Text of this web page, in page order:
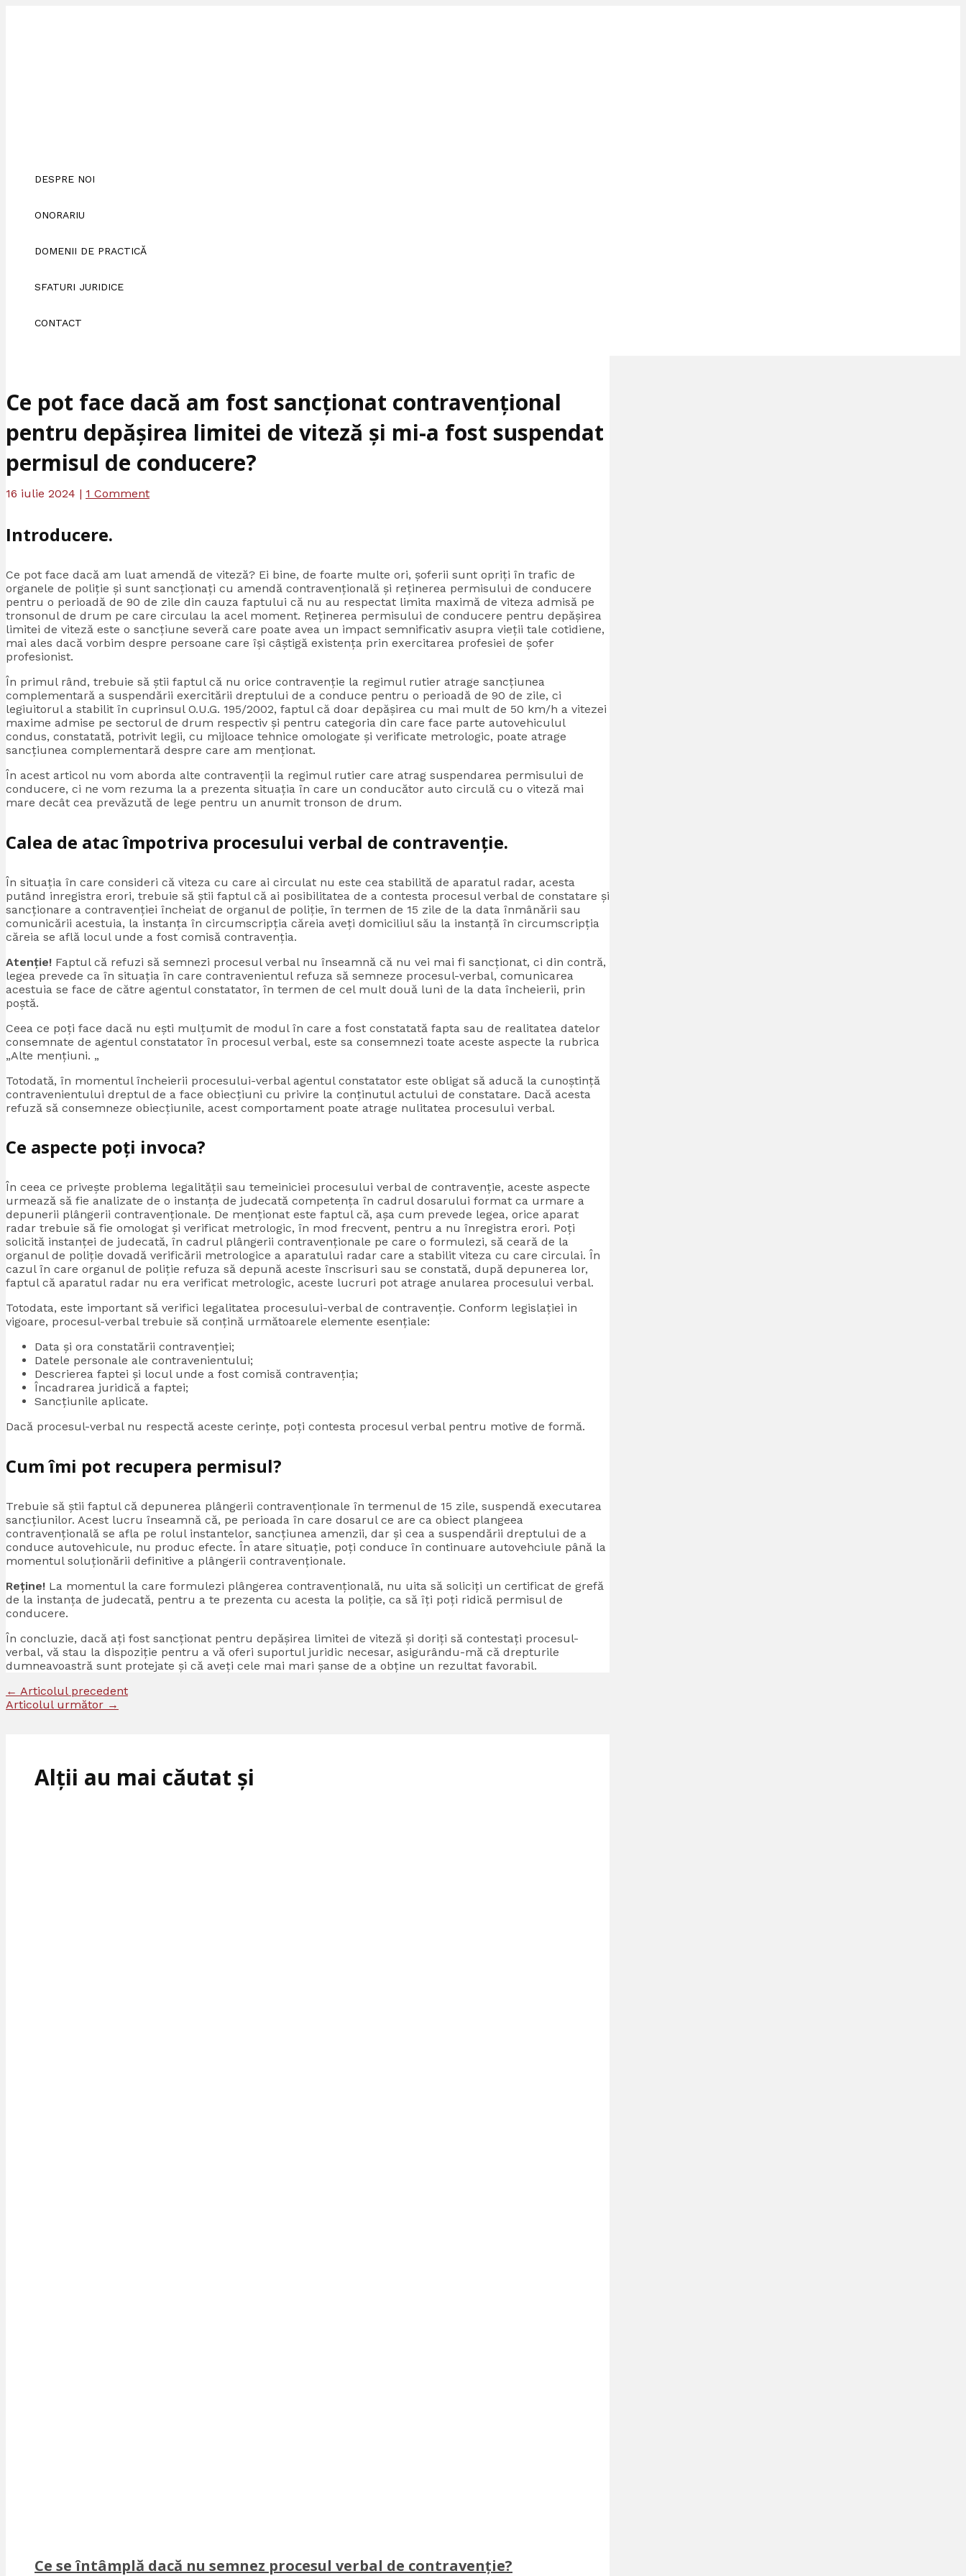
DESPRE NOI
ONORARIU
DOMENII DE PRACTICĂ
SFATURI JURIDICE
CONTACT
Ce pot face dacă am fost sancționat contravențional
pentru depășirea limitei de viteză și mi-a fost suspendat
permisul de conducere?
16 iulie 2024 | 1 Comment
Introducere.
Ce pot face dacă am luat amendă de viteză? Ei bine, de foarte multe ori, șoferii sunt opriți în trafic de
organele de poliție și sunt sancționați cu amendă contravențională și reținerea permisului de conducere
pentru o perioadă de 90 de zile din cauza faptului că nu au respectat limita maximă de viteza admisă pe
tronsonul de drum pe care circulau la acel moment. Reținerea permisului de conducere pentru depășirea
limitei de viteză este o sancțiune severă care poate avea un impact semnificativ asupra vieții tale cotidiene,
mai ales dacă vorbim despre persoane care își câștigă existența prin exercitarea profesiei de șofer
profesionist.
În primul rând, trebuie să știi faptul că nu orice contravenție la regimul rutier atrage sancțiunea
complementară a suspendării exercitării dreptului de a conduce pentru o perioadă de 90 de zile, ci
legiuitorul a stabilit în cuprinsul O.U.G. 195/2002, faptul că doar depășirea cu mai mult de 50 km/h a vitezei
maxime admise pe sectorul de drum respectiv și pentru categoria din care face parte autovehiculul
condus, constatată, potrivit legii, cu mijloace tehnice omologate și verificate metrologic, poate atrage
sancțiunea complementară despre care am menționat.
În acest articol nu vom aborda alte contravenții la regimul rutier care atrag suspendarea permisului de
conducere, ci ne vom rezuma la a prezenta situația în care un conducător auto circulă cu o viteză mai
mare decât cea prevăzută de lege pentru un anumit tronson de drum.
Calea de atac împotriva procesului verbal de contravenție.
În situația în care consideri că viteza cu care ai circulat nu este cea stabilită de aparatul radar, acesta
putând inregistra erori, trebuie să știi faptul că ai posibilitatea de a contesta procesul verbal de constatare și
sancționare a contravenției încheiat de organul de poliție, în termen de 15 zile de la data înmânării sau
comunicării acestuia, la instanța în circumscripția căreia aveți domiciliul său la instanță în circumscripția
căreia se află locul unde a fost comisă contravenția.
Atenție! Faptul că refuzi să semnezi procesul verbal nu înseamnă că nu vei mai fi sancționat, ci din contră,
legea prevede ca în situația în care contravenientul refuza să semneze procesul-verbal, comunicarea
acestuia se face de către agentul constatator, în termen de cel mult două luni de la data încheierii, prin
poștă.
Ceea ce poți face dacă nu ești mulțumit de modul în care a fost constatată fapta sau de realitatea datelor
consemnate de agentul constatator în procesul verbal, este sa consemnezi toate aceste aspecte la rubrica
„Alte mențiuni. „
Totodată, în momentul încheierii procesului-verbal agentul constatator este obligat să aducă la cunoștință
contravenientului dreptul de a face obiecțiuni cu privire la conținutul actului de constatare. Dacă acesta
refuză să consemneze obiecțiunile, acest comportament poate atrage nulitatea procesului verbal.
Ce aspecte poți invoca?
În ceea ce privește problema legalității sau temeiniciei procesului verbal de contravenție, aceste aspecte
urmează să fie analizate de o instanța de judecată competența în cadrul dosarului format ca urmare a
depunerii plângerii contravenționale. De menționat este faptul că, așa cum prevede legea, orice aparat
radar trebuie să fie omologat și verificat metrologic, în mod frecvent, pentru a nu înregistra erori. Poți
solicită instanței de judecată, în cadrul plângerii contravenționale pe care o formulezi, să ceară de la
organul de poliție dovadă verificării metrologice a aparatului radar care a stabilit viteza cu care circulai. În
cazul în care organul de poliție refuza să depună aceste înscrisuri sau se constată, după depunerea lor,
faptul că aparatul radar nu era verificat metrologic, aceste lucruri pot atrage anularea procesului verbal.
Totodata, este important să verifici legalitatea procesului-verbal de contravenție. Conform legislației in
vigoare, procesul-verbal trebuie să conțină următoarele elemente esențiale:
Data și ora constatării contravenției;
Datele personale ale contravenientului;
Descrierea faptei și locul unde a fost comisă contravenția;
Încadrarea juridică a faptei;
Sancțiunile aplicate.
Dacă procesul-verbal nu respectă aceste cerințe, poți contesta procesul verbal pentru motive de formă.
Cum îmi pot recupera permisul?
Trebuie să știi faptul că depunerea plângerii contravenționale în termenul de 15 zile, suspendă executarea
sancțiunilor. Acest lucru înseamnă că, pe perioada în care dosarul ce are ca obiect plangeea
contravențională se afla pe rolul instantelor, sancțiunea amenzii, dar și cea a suspendării dreptului de a
conduce autovehicule, nu produc efecte. În atare situație, poți conduce în continuare autovehciule până la
momentul soluționării definitive a plângerii contravenționale.
Reține! La momentul la care formulezi plângerea contravențională, nu uita să soliciți un certificat de grefă
de la instanța de judecată, pentru a te prezenta cu acesta la poliție, ca să îți poți ridică permisul de
conducere.
În concluzie, dacă ați fost sancționat pentru depășirea limitei de viteză și doriți să contestați procesul-
verbal, vă stau la dispoziție pentru a vă oferi suportul juridic necesar, asigurându-mă că drepturile
dumneavoastră sunt protejate și că aveți cele mai mari șanse de a obține un rezultat favorabil.
← Articolul precedent
Articolul următor →
Alții au mai căutat și
Ce se întâmplă dacă nu semnez procesul verbal de contravenție?